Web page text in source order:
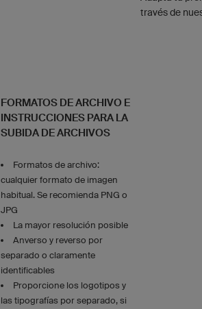
través de
FORMATOS DE ARCHIVO E
INSTRUCCIONES PARA LA
SUBIDA DE ARCHIVOS
Formatos de archivo:
cualquier formato de imagen
habitual. Se recomienda PNG o
JPG
La mayor resolución posible
Anverso y reverso por
separado o claramente
identificables
Proporcione los logotipos y
las tipografías por separado, si